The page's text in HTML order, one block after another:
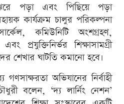
পড়া এবং পিছিয়ে পড়া
কার্যক্রম চালুর পরিকল্পনা
কমিউনিটি অংশগ্রহণ,
প্রযুক্তিনির্ভর শিক্ষাসামগ্রী
শেখার ঘাটতি কমানো হবে।
অভিযানের নির্বাহী
বলেন, ‘দ্য লার্নিং নেশন’